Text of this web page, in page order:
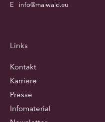
E
info@maiwald.eu
Links
Kontakt
Karriere
Presse
Infomaterial